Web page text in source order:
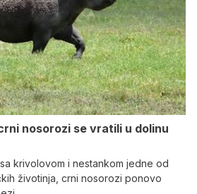
nosorozi se vratili u dolinu
krivolovom i nestankom jedne od
životinja, crni nosorozi ponovo